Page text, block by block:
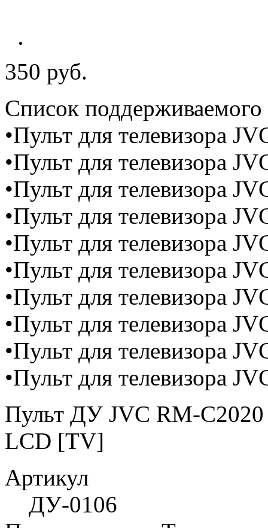
350 руб.
Cписок
•Пульт для телевизора
•Пульт для телевизора
•Пульт для телевизора
•Пульт для телевизора
•Пульт для телевизора
•Пульт для телевизора
•Пульт для телевизора
•Пульт для телевизора
•Пульт для телевизора
•Пульт для телевизора
Пульт ДУ JVC RM-
LCD [TV]
Артикул
ДУ-0106